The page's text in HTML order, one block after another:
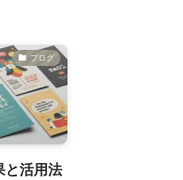
ブログ
と活用法